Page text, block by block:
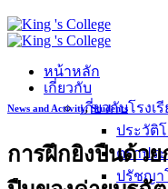
หน้าหลัก
เกี่ยวกับ
เกี่ยวกับโรงเ
ประวัติ
ตราปร
ปรัชญา
News and Activity,Students
การฝึกยิงปืนด้ว